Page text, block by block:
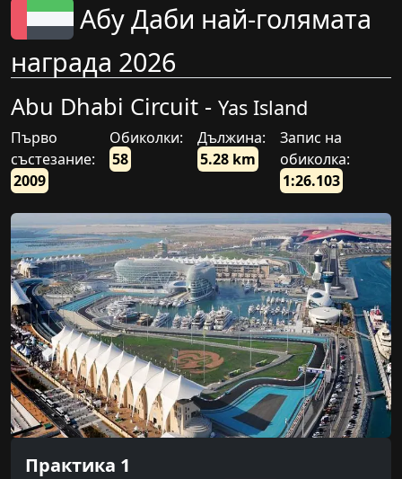
Абу Даби най-голямата
награда 2026
Abu Dhabi Circuit - Yas Island
Първо
състезание:
2009
Обиколки:
58
Дължина:
5.28 km
Запис на
обиколка:
1:26.103
Практика 1